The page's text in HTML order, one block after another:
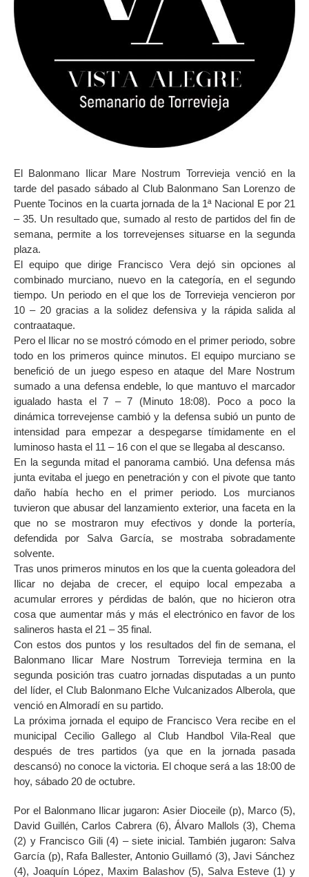
El Balonmano Ilicar Mare Nostrum Torrevieja venció en la
tarde del pasado sábado al Club Balonmano San Lorenzo de
Puente Tocinos en la cuarta jornada de la 1ª Nacional E por 21
– 35. Un resultado que, sumado al resto de partidos del fin de
semana, permite a los torrevejenses situarse en la segunda
plaza.
El equipo que dirige Francisco Vera dejó sin opciones al
combinado murciano, nuevo en la categoría, en el segundo
tiempo. Un periodo en el que los de Torrevieja vencieron por
10 – 20 gracias a la solidez defensiva y la rápida salida al
contraataque.
Pero el Ilicar no se mostró cómodo en el primer periodo, sobre
todo en los primeros quince minutos. El equipo murciano se
benefició de un juego espeso en ataque del Mare Nostrum
sumado a una defensa endeble, lo que mantuvo el marcador
igualado hasta el 7 – 7 (Minuto 18:08). Poco a poco la
dinámica torrevejense cambió y la defensa subió un punto de
intensidad para empezar a despegarse tímidamente en el
luminoso hasta el 11 – 16 con el que se llegaba al descanso.
En la segunda mitad el panorama cambió. Una defensa más
junta evitaba el juego en penetración y con el pivote que tanto
daño había hecho en el primer periodo. Los murcianos
tuvieron que abusar del lanzamiento exterior, una faceta en la
que no se mostraron muy efectivos y donde la portería,
defendida por Salva García, se mostraba sobradamente
solvente.
Tras unos primeros minutos en los que la cuenta goleadora del
Ilicar no dejaba de crecer, el equipo local empezaba a
acumular errores y pérdidas de balón, que no hicieron otra
cosa que aumentar más y más el electrónico en favor de los
salineros hasta el 21 – 35 final.
Con estos dos puntos y los resultados del fin de semana, el
Balonmano Ilicar Mare Nostrum Torrevieja termina en la
segunda posición tras cuatro jornadas disputadas a un punto
del líder, el Club Balonmano Elche Vulcanizados Alberola, que
venció en Almoradí en su partido.
La próxima jornada el equipo de Francisco Vera recibe en el
municipal Cecilio Gallego al Club Handbol Vila-Real que
después de tres partidos (ya que en la jornada pasada
descansó) no conoce la victoria. El choque será a las 18:00 de
hoy, sábado 20 de octubre.
Por el Balonmano Ilicar jugaron: Asier Dioceile (p), Marco (5),
David Guillén, Carlos Cabrera (6), Álvaro Mallols (3), Chema
(2) y Francisco Gili (4) – siete inicial. También jugaron: Salva
García (p), Rafa Ballester, Antonio Guillamó (3), Javi Sánchez
(4), Joaquín López, Maxim Balashov (5), Salva Esteve (1) y